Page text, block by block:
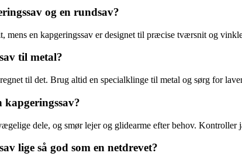
og en rundsav?
mens en kapgeringssav er designet til præcise tværsnit og
til metal?
til det. Brug altid en specialklinge til metal og sørg for
dele, og smør lejer og glidearme efter behov.
lige så god som en netdrevet?